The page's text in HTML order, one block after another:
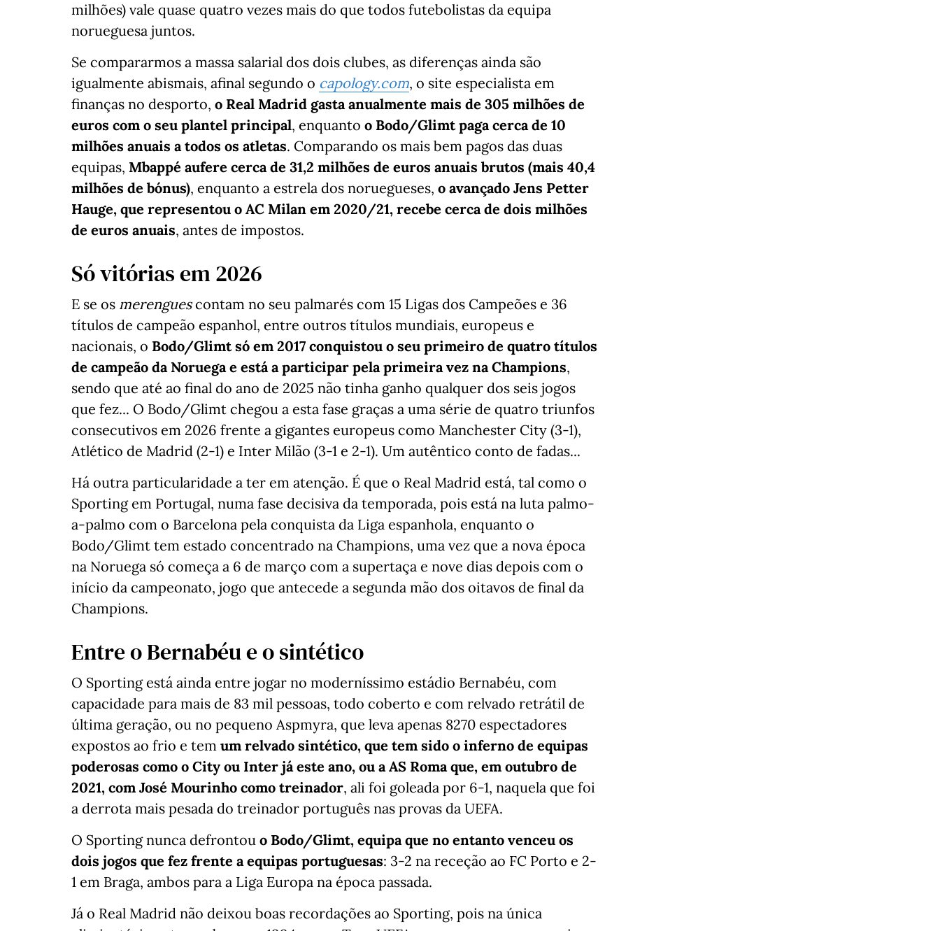
milhões) vale quase quatro vezes mais do que todos futebolistas da equipa
norueguesa juntos.
Se compararmos a massa salarial dos dois clubes, as diferenças ainda são
igualmente abismais, afinal segundo o capology.com, o site especialista em
finanças no desporto, o Real Madrid gasta anualmente mais de 305 milhões de
euros com o seu plantel principal, enquanto o Bodo/Glimt paga cerca de 10
milhões anuais a todos os atletas. Comparando os mais bem pagos das duas
equipas, Mbappé aufere cerca de 31,2 milhões de euros anuais brutos (mais 40,4
milhões de bónus), enquanto a estrela dos noruegueses, o avançado Jens Petter
Hauge, que representou o AC Milan em 2020/21, recebe cerca de dois milhões
de euros anuais, antes de impostos.
Só vitórias em 2026
E se os merenguescontam no seu palmarés com 15 Ligas dos Campeões e 36
títulos de campeão espanhol, entre outros títulos mundiais, europeus e
nacionais, o Bodo/Glimt só em 2017 conquistou o seu primeiro de quatro títulos
de campeão da Noruega e está a participar pela primeira vez na Champions,
sendo que até ao final do ano de 2025 não tinha ganho qualquer dos seis jogos
que fez... O Bodo/Glimt chegou a esta fase graças a uma série de quatro triunfos
consecutivos em 2026 frente a gigantes europeus como Manchester City (3-1),
Atlético de Madrid (2-1) e Inter Milão (3-1 e 2-1). Um autêntico conto de fadas...
Há outra particularidade a ter em atenção. É que o Real Madrid está, tal como o
Sporting em Portugal, numa fase decisiva da temporada, pois está na luta palmo-
a-palmo com o Barcelona pela conquista da Liga espanhola, enquanto o
Bodo/Glimt tem estado concentrado na Champions, uma vez que a nova época
na Noruega só começa a 6 de março com a supertaça e nove dias depois com o
início da campeonato, jogo que antecede a segunda mão dos oitavos de final da
Champions.
Entre o Bernabéu e o sintético
O Sporting está ainda entre jogar no moderníssimo estádio Bernabéu, com
capacidade para mais de 83 mil pessoas, todo coberto e com relvado retrátil de
última geração, ou no pequeno Aspmyra, que leva apenas 8270 espectadores
expostos ao frio e tem um relvado sintético, que tem sido o inferno de equipas
poderosas como o City ou Inter já este ano, ou a AS Roma que, em outubro de
2021, com José Mourinho como treinador, ali foi goleada por 6-1, naquela que foi
a derrota mais pesada do treinador português nas provas da UEFA.
O Sporting nunca defrontou o Bodo/Glimt, equipa que no entanto venceu os
dois jogos que fez frente a equipas portuguesas: 3-2 na receção ao FC Porto e 2-
1 em Braga, ambos para a Liga Europa na época passada.
Já o Real Madrid não deixou boas recordações ao Sporting, pois na única